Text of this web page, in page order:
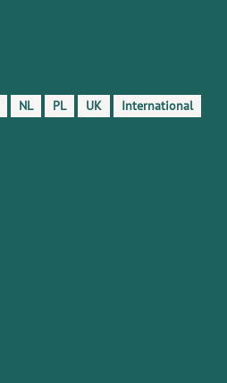
NL PL UK International